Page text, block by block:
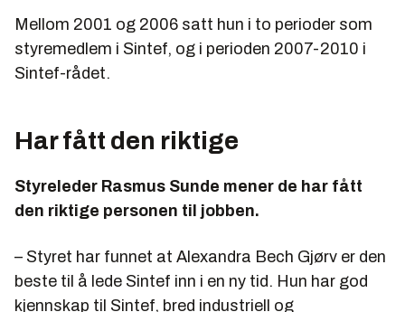
Mellom 2001 og 2006 satt hun i to perioder som
styremedlem i Sintef, og i perioden 2007-2010 i
Sintef-rådet.
Har fått den riktige
Styreleder Rasmus Sunde mener de har fått
den riktige personen til jobben.
– Styret har funnet at Alexandra Bech Gjørv er den
beste til å lede Sintef inn i en ny tid. Hun har god
kjennskap til Sintef, bred industriell og